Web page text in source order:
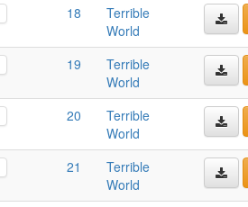
18
Terrible
World
19
Terrible
World
20
Terrible
World
21
Terrible
World